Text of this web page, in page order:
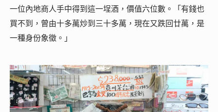
一位內地商人手中得到這一埕酒，價值六位數。「有錢也
買不到，曾由十多萬炒到三十多萬，現在又跌回廿萬，是
一種身份象徵。」